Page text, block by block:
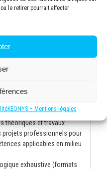
le retirer pourrait affecter
KEONYS – Mentions légales
fournie à chaque
de cours, exercices
complémentaires pour
en situation pratiques.
théoriques et travaux
projets professionnels pour
applicables en milieu
exhaustive (formats